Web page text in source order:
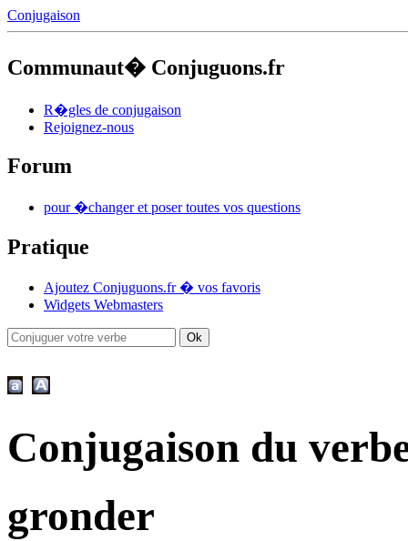
Conjugaison
Communaut� Conjuguons.fr
R�gles de conjugaison
Rejoignez-nous
Forum
pour �changer et poser toutes vos questions
Pratique
Ajoutez Conjuguons.fr � vos favoris
Widgets Webmasters
Conjugaison du
gronder